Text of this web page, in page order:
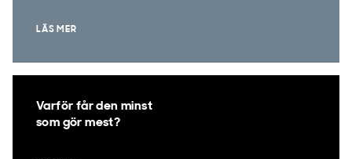
LÄS MER
Varför får den minst
som gör mest?